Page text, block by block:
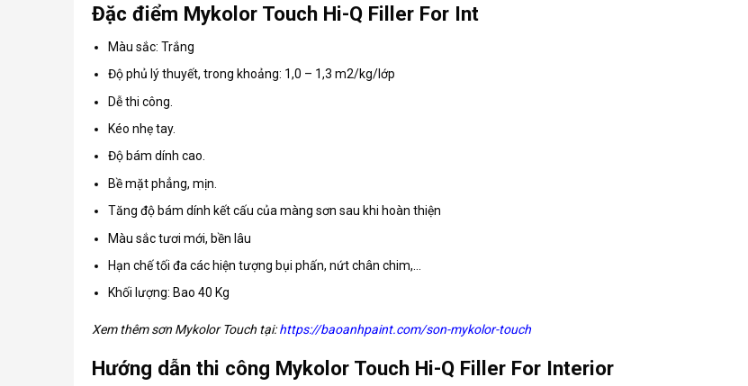
Đặc điểm Mykolor Touch Hi-Q Filler For Int
Màu sắc: Trắng
Độ phủ lý thuyết, trong khoảng: 1,0 – 1,3 m2/kg/lớp
Dễ thi công.
Kéo nhẹ tay.
Độ bám dính cao.
Bề mặt phẳng, mịn.
Tăng độ bám dính kết cấu của màng sơn sau khi hoàn thiện
Màu sắc tươi mới, bền lâu
Hạn chế tối đa các hiện tượng bụi phấn, nứt chân chim,…
Khối lượng: Bao 40 Kg
Xem thêm sơn Mykolor Touch tại:https://baoanhpaint.com/son-mykolor-touch
Hướng dẫn thi công Mykolor Touch Hi-Q Filler For Interior